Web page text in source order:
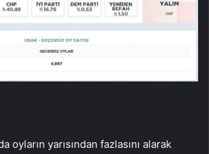
oyların yarısından fazlasını alarak